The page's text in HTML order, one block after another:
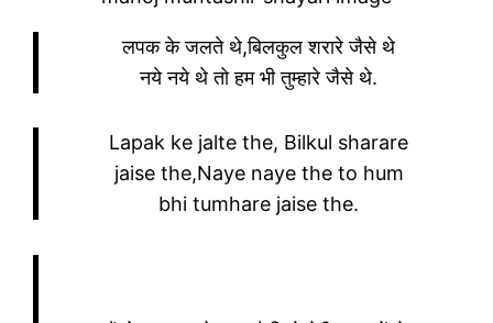
लपक के जलते थे,बिलकुल शरारे जैसे थे
नये नये थे तो हम भी तुम्हारे जैसे थे.
Lapak ke jalte the, Bilkul sharare
jaise the,Naye naye the to hum
bhi tumhare jaise the.